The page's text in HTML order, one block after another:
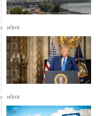
včera
včera